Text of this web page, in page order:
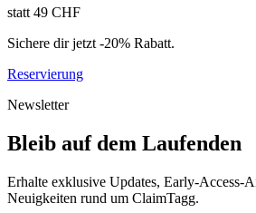
statt 49 CHF
Sichere dir jetzt -20% Rabatt.
Reservierung
Newsletter
Bleib auf dem Laufenden
Erhalte exklusive Updates, Early-Access-
Neuigkeiten rund um ClaimTagg.